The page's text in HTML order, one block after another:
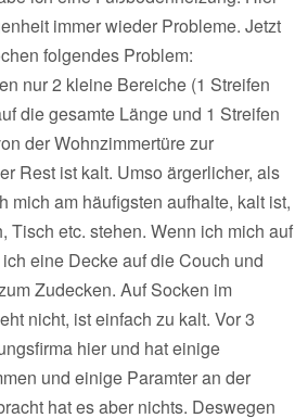
immer wieder Probleme. Jetzt
folgendes Problem:
nur 2 kleine Bereiche (1 Streifen
die gesamte Länge und 1 Streifen
der Wohnzimmertüre zur
Rest ist kalt. Umso ärgerlicher, als
mich am häufigsten aufhalte, kalt ist,
Tisch etc. stehen. Wenn ich mich auf
eine Decke auf die Couch und
Zudecken. Auf Socken im
nicht, ist einfach zu kalt. Vor 3
hier und hat einige
und einige Paramter an der
hat es aber nichts. Deswegen